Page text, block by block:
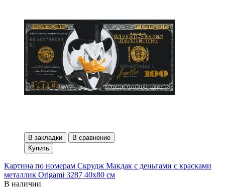
В закладки
В сравнение
Купить
Картина по номерам Скрудж Макдак с деньгами с красками
металлик Origami 3287 40x80 см
В наличии